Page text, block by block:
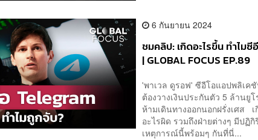
6 กันยายน 2024
ชมคลิป: เกิดอะไรขึ้น ทำไม
| GLOBAL FOCUS EP.89
'พาเวล ดูรอฟ' ซีอีโอแอปพลิเค
ต้องวางเงินประกันตัว 5 ล้านยู
ห้ามเดินทางออกนอกฝรั่งเศส
อะไรผิด รวมถึงฝ่ายต่างๆ มีปฏิ
เหตุการณ์นี้พร้อมๆ กันที่นี่...